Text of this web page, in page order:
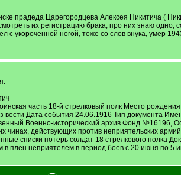
прадеда Царегородцева Алексея Никитича (
их регистрацию брака, про них знаю
с укороченной ногой, тоже со слов внука, умер
часть 18-й стрелковый полк Место
вести Дата события 24.06.1916 Тип документа
Военно-исторический архив Фонд №16196,
чинах, действующих против неприятельских
списки потерь солдат 18 стрелкового полка
в плен неприятелем в период боев с 20 июня по 5